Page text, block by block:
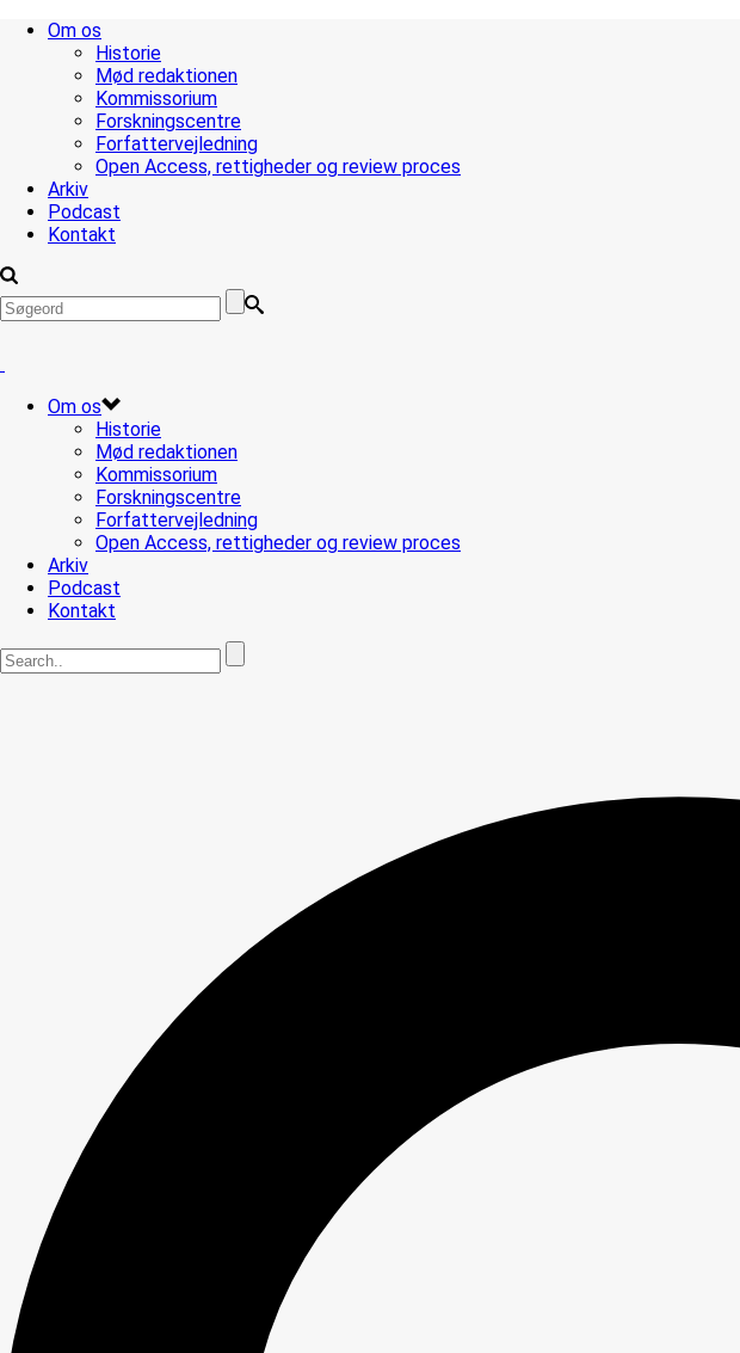
Om os
Historie
Mød redaktionen
Kommissorium
Forskningscentre
Forfattervejledning
Open Access, rettigheder og review proces
Arkiv
Podcast
Kontakt
Om os
Historie
Mød redaktionen
Kommissorium
Forskningscentre
Forfattervejledning
Open Access, rettigheder og review proces
Arkiv
Podcast
Kontakt